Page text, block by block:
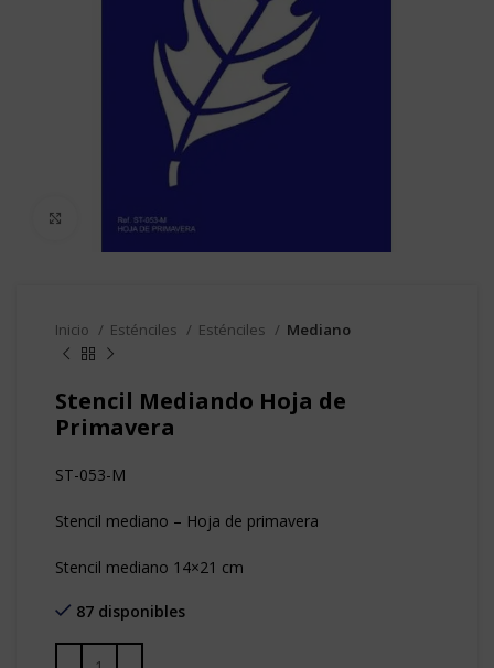
Clic para agrandar
Inicio Esténciles Esténciles Mediano
Stencil Mediando Hoja de
Primavera
ST-053-M
Stencil mediano – Hoja de primavera
Stencil mediano 14×21 cm
87 disponibles